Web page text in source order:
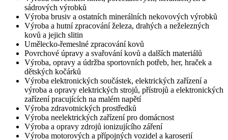
sádrových výrobků
Výroba brusiv a ostatních minerálních nekovových výrobků
Výroba a hutní zpracování železa, drahých a neželezných
kovů a jejich slitin
Umělecko-řemeslné zpracování kovů
Povrchové úpravy a svařování kovů a dalších materiálů
Výroba, opravy a údržba sportovních potřeb, her, hraček a
dětských kočárků
Výroba elektronických součástek, elektrických zařízení a
výroba a opravy elektrických strojů, přístrojů a elektronických
zařízení pracujících na malém napětí
Výroba zdravotnických prostředků
Výroba neelektrických zařízení pro domácnost
Výroba a opravy zdrojů ionizujícího záření
Výroba motorových a přípojných vozidel a karoserií